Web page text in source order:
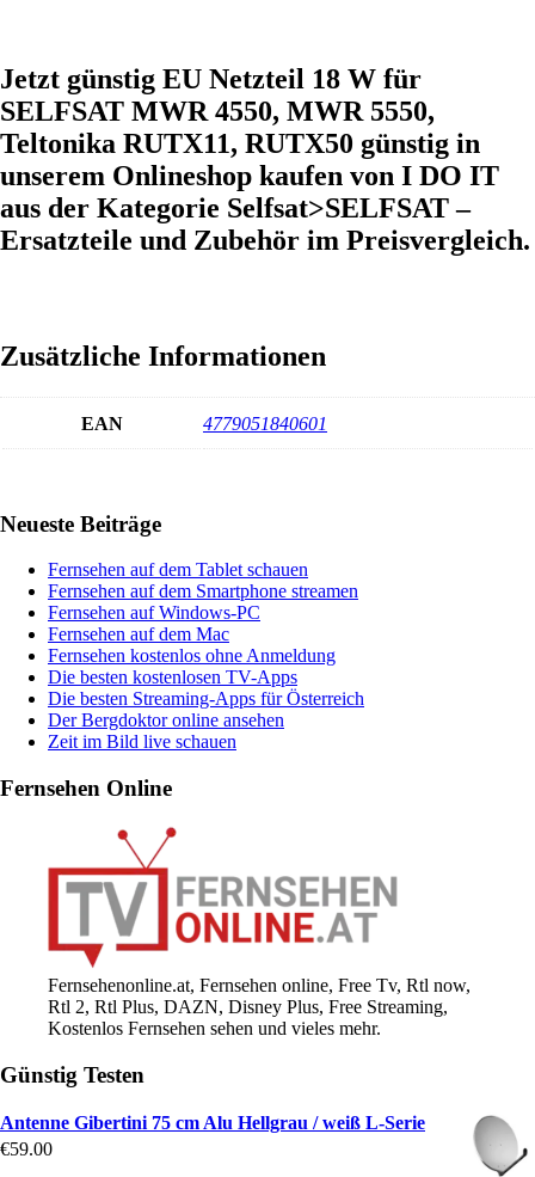
Jetzt günstig EU Netzteil 18 W für
SELFSAT MWR 4550, MWR 5550,
Teltonika RUTX11, RUTX50 günstig in
unserem Onlineshop kaufen von I DO IT
aus der Kategorie Selfsat>SELFSAT –
Ersatzteile und Zubehör im Preisvergleich.
Zusätzliche Informationen
EAN 4779051840601
Sidebar
Neueste Beiträge
Fernsehen auf dem Tablet schauen
Fernsehen auf dem Smartphone streamen
Fernsehen auf Windows-PC
Fernsehen auf dem Mac
Fernsehen kostenlos ohne Anmeldung
Die besten kostenlosen TV-Apps
Die besten Streaming-Apps für Österreich
Der Bergdoktor online ansehen
Zeit im Bild live schauen
Fernsehen Online
Fernsehenonline.at, Fernsehen online, Free Tv, Rtl now,
Rtl 2, Rtl Plus, DAZN, Disney Plus, Free Streaming,
Kostenlos Fernsehen sehen und vieles mehr.
Günstig Testen
Antenne Gibertini 75 cm Alu Hellgrau / weiß L-Serie
€59.00